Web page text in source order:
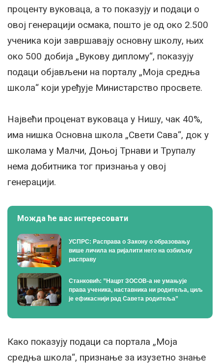
проценту вуковаца, а то показују и подаци о
овој генерацији осмака, пошто је од око 2.500
ученика који завршавају основну школу, њих
око 500 добија „Вукову диплому“, показују
подаци објављени на порталу „Моја средња
школа“ који уређује Министарство просвете.
Највећи проценат вуковаца у Нишу, чак 40%,
има нишка Основна школа „Свети Сава“, док у
школама у Малчи, Доњој Трнави и Трупалу
нема добитника тог признања у овој
генерацији.
Можда ће вас интересовати
УСПРС: Расправа о Закону о образовању
више личила на ријалити него на озбиљну
расправу
Станковић: ”Нацрт ЗОСОВ-а не умањује
права ученика, наставника ни родитеља, циљ
је ефикаснији рад Савета родитеља”
Како показују подаци са портала „Моја
средња школа“, признање за изузетно знање